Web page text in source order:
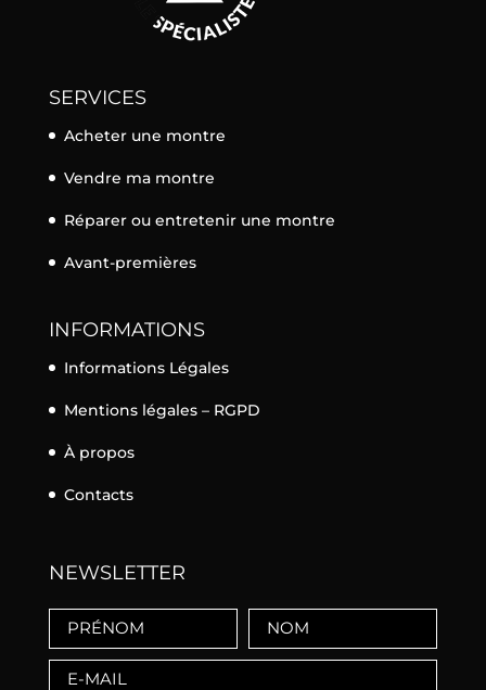
SERVICES
Acheter une montre
Vendre ma montre
Réparer ou entretenir une montre
Avant-premières
INFORMATIONS
Informations Légales
Mentions légales – RGPD
À propos
Contacts
NEWSLETTER